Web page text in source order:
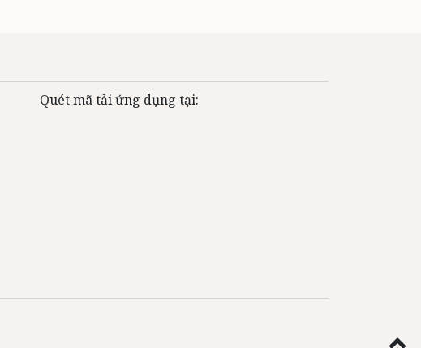
Quét mã tải ứng dụng tại: